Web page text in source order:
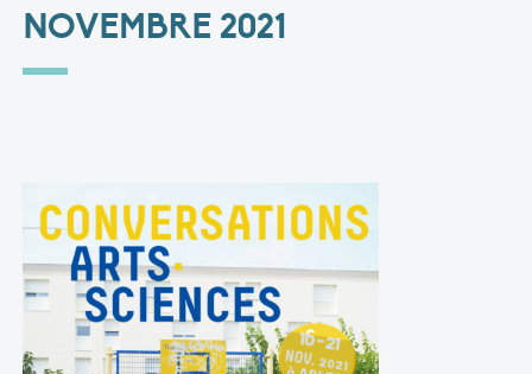
NOVEMBRE 2021